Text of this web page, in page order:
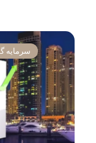
سرمایه